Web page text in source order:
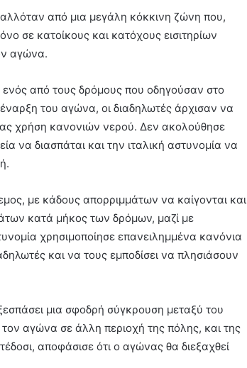
από μια μεγάλη κόκκινη ζώνη που,
σε κατοίκους και κατόχους εισιτηρίων
αγώνα.
από τους δρόμους που οδηγούσαν στο
του αγώνα, οι διαδηλωτές άρχισαν να
χρήση κανονιών νερού. Δεν ακολούθησε
να διασπάται και την ιταλική αστυνομία να
με κάδους απορριμμάτων να καίγονται και
κατά μήκος των δρόμων, μαζί με
χρησιμοποίησε επανειλημμένα κανόνια
και να τους εμποδίσει να πλησιάσουν
μια σφοδρή σύγκρουση μεταξύ του
αγώνα σε άλλη περιοχή της πόλης, και της
αποφάσισε ότι ο αγώνας θα διεξαχθεί